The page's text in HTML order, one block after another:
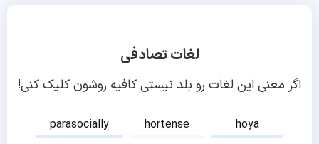
لغات تصادفی
اگر معنی این لغات رو بلد نیستی کافیه روشون کلیک کنی!
parasocially hortense
hoya